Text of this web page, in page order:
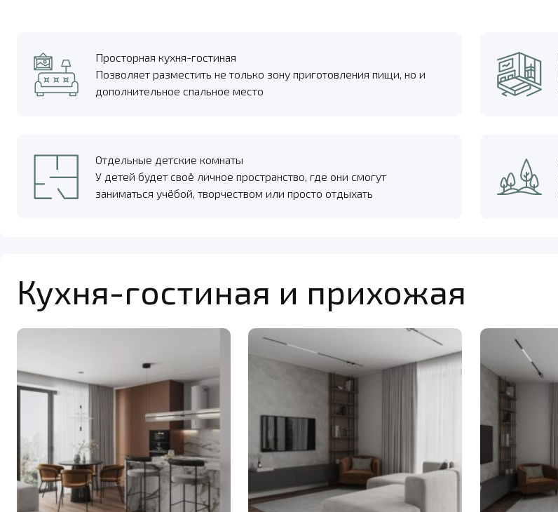
Просторная кухня-гостиная
Позволяет разместить не только зону приготовления пищи, но и
дополнительное спальное место
Отдельные детские комнаты
У детей будет своё личное пространство, где они смогут
заниматься учёбой, творчеством или просто отдыхать
Кухня-гостиная и прихожая